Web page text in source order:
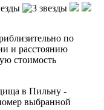
по
и расстоянию
стоимость
в Пильну -
выбранной